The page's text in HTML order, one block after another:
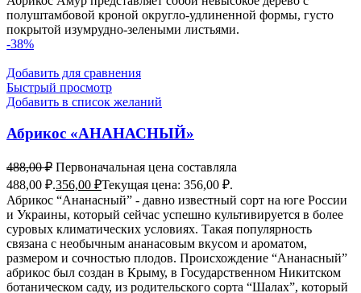
полуштамбовой кроной округло-удлиненной формы, густо
покрытой изумрудно-зелеными листьями.
-38%
Добавить для сравнения
Быстрый просмотр
Добавить в список желаний
Абрикос «АНАНАСНЫЙ»
488,00₽ Первоначальная цена составляла
488,00 ₽.356,00 ₽Текущая цена: 356,00 ₽.
Абрикос “Ананасный” - давно известный сорт на юге России
и Украины, который сейчас успешно культивируется в более
суровых климатических условиях. Такая популярность
связана с необычным ананасовым вкусом и ароматом,
размером и сочностью плодов. Происхождение “Ананасный”
абрикос был создан в Крыму, в Государственном Никитском
ботаническом саду, из родительского сорта “Шалах”, который